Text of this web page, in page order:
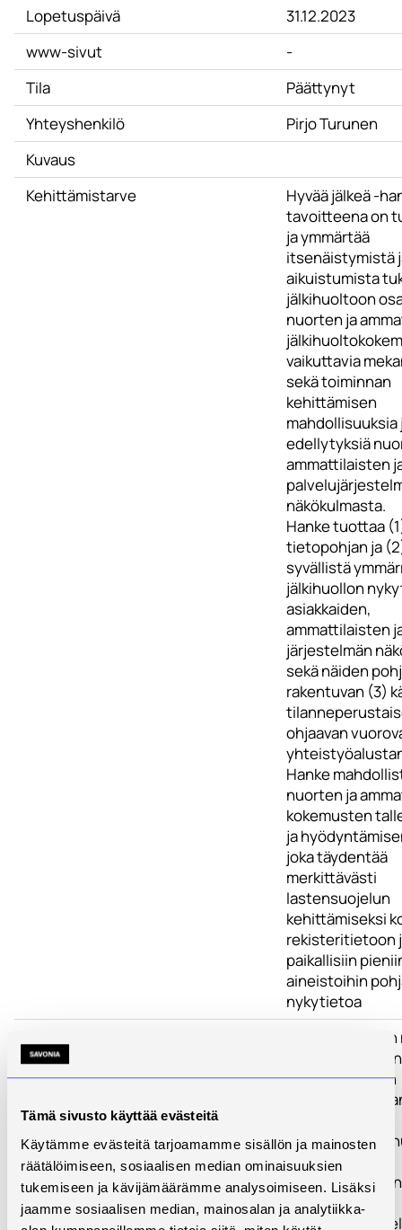
Tämä sivusto käyttää evästeitä
Käytämme evästeitä tarjoamamme sisällön ja mainosten
räätälöimiseen, sosiaalisen median ominaisuuksien
tukemiseen ja kävijämäärämme analysoimiseen. Lisäksi
jaamme sosiaalisen median, mainosalan ja analytiikka-
Lopetuspäivä
31.12.2023
www-sivut
-
Tila
Päättynyt
Yhteyshenkilö
Pirjo Turunen
Kuvaus
Kehittämistarve
Hyvää jälkeä -
tavoitteena on
ja ymmärtää
itsenäistymistä
aikuistumista
jälkihuoltoon
nuorten ja
vaikuttavia
sekä toiminnan
kehittämisen
mahdollisuuksia
edellytyksiä
ammattilaisten
näkökulmasta.
Hanke tuottaa
tietopohjan ja
syvällistä
jälkihuollon
asiakkaiden,
ammattilaisten
järjestelmän
sekä näiden
rakentuvan (3)
ohjaavan
Hanke
nuorten ja
kokemusten
ja
joka täydentää
merkittävästi
lastensuojelun
kehittämiseksi
rekisteritietoon
paikallisiin
aineistoihin
nykytietoa
TP1.
ja potentiaalisen
organisatorisen
TP2. Hyvän
edellytyksien
ymmärtäminen
ammattilaisten
kokemusten ja